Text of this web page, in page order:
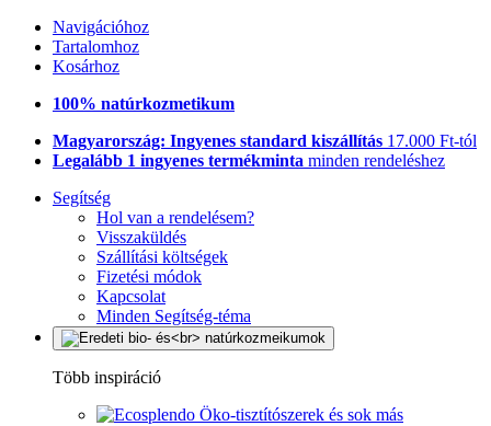
Navigációhoz
Tartalomhoz
Kosárhoz
100% natúrkozmetikum
Magyarország: Ingyenes standard kiszállítás 17.000 Ft-tól
Legalább 1 ingyenes termékminta minden rendeléshez
Segítség
Hol van a rendelésem?
Visszaküldés
Szállítási költségek
Fizetési módok
Kapcsolat
Minden Segítség-téma
Több inspiráció
Öko-tisztítószerek és sok más